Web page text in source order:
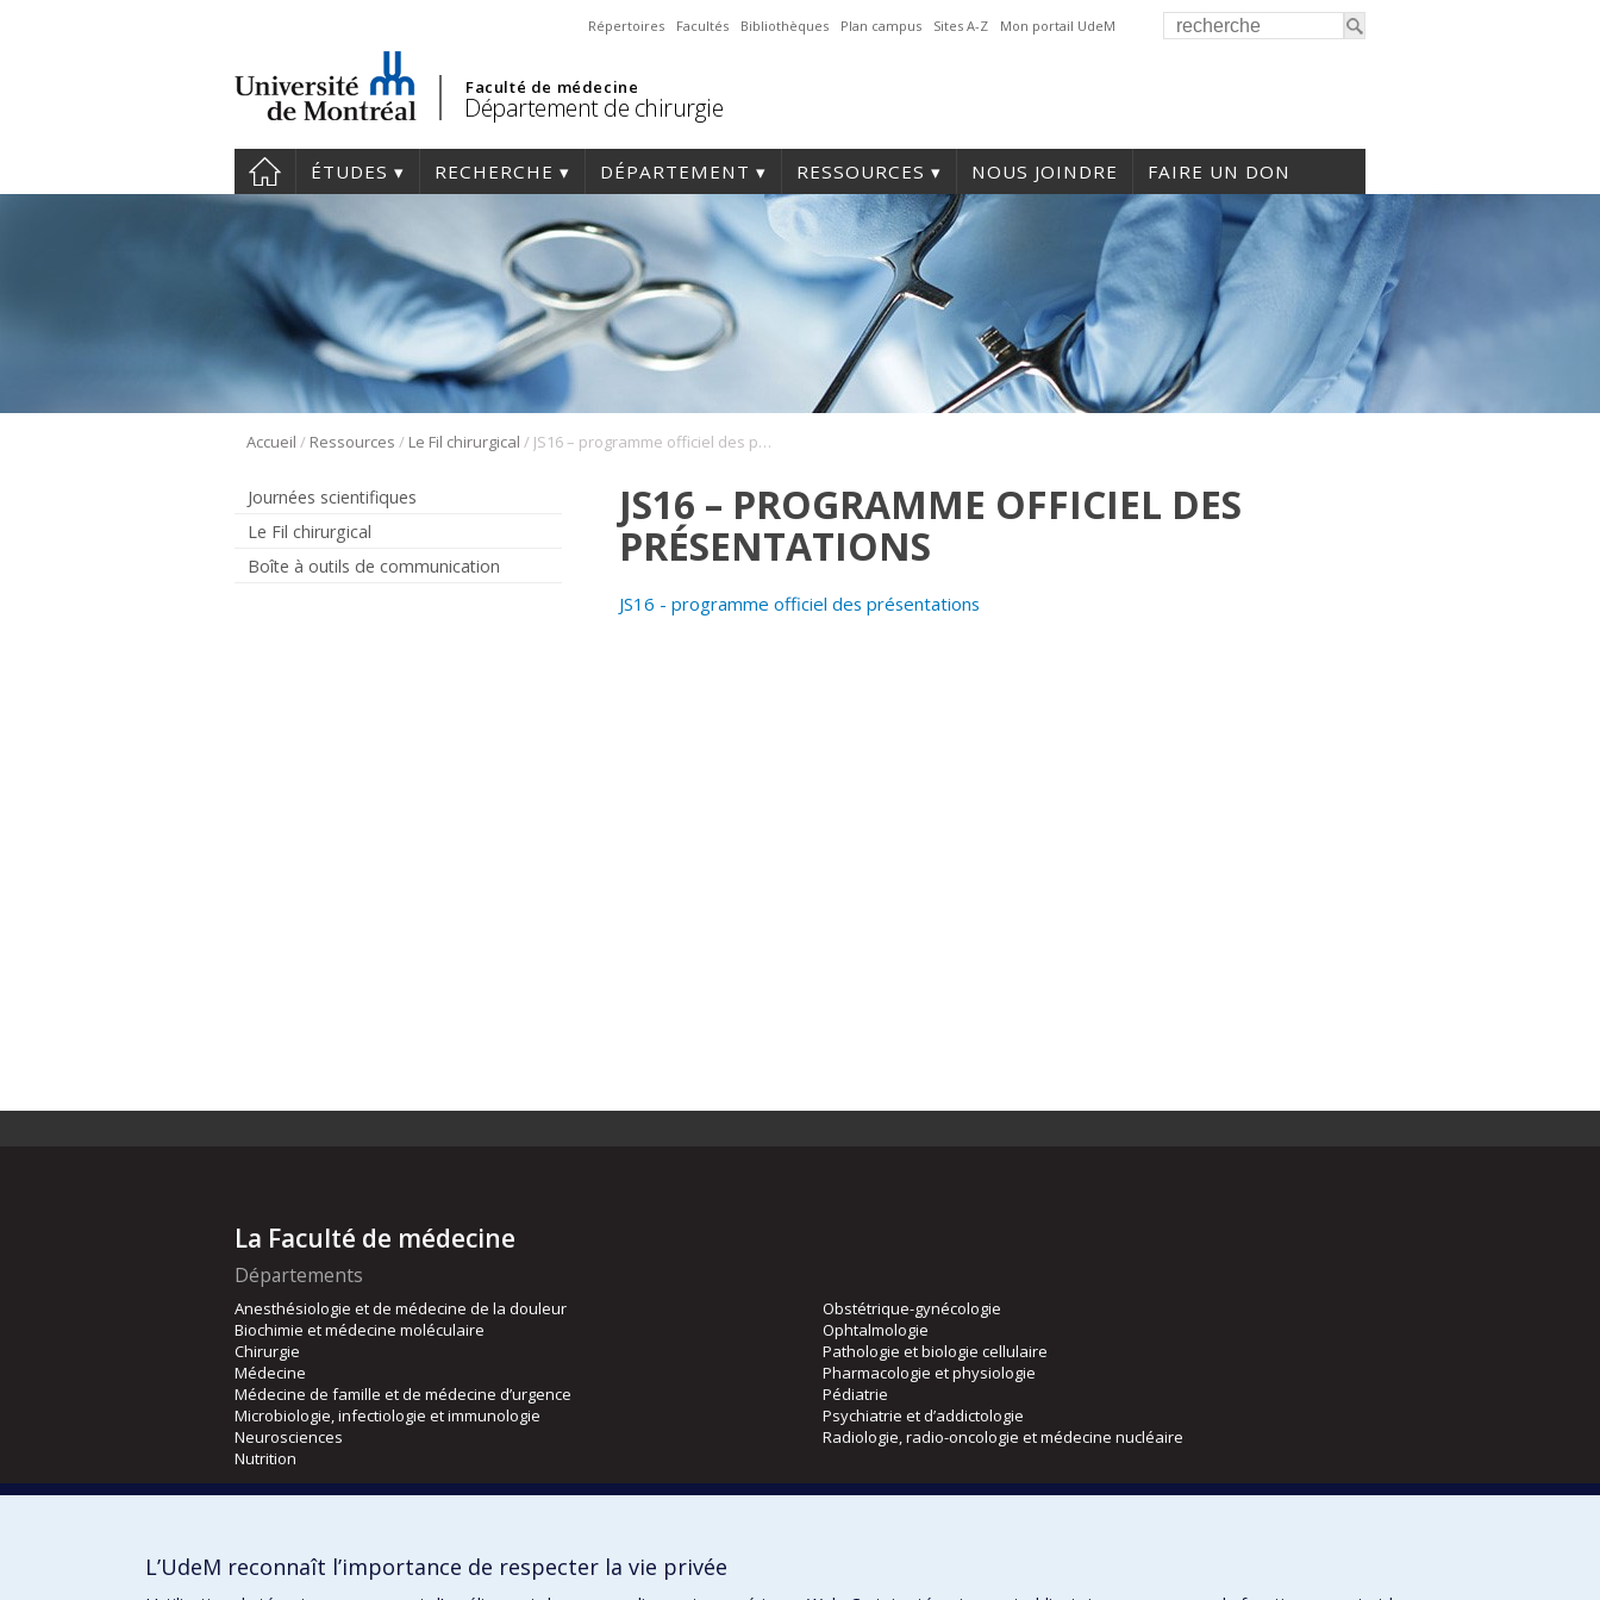
Répertoires Facultés Bibliothèques Plan campus Sites A-Z Mon portail UdeM
Faculté de médecine
Département de chirurgie
ÉTUDES RECHERCHE DÉPARTEMENT RESSOURCES NOUS JOINDRE FAIRE UN DON
Accueil / Ressources / Le Fil chirurgical / JS16 – programme officiel des présentations
Journées scientifiques
Le Fil chirurgical
Boîte à outils de communication
JS16 – PROGRAMME OFFICIEL DES
PRÉSENTATIONS
JS16 - programme officiel des présentations
La Faculté de médecine
Départements
Anesthésiologie et de médecine de la douleur
Biochimie et médecine moléculaire
Chirurgie
Médecine
Médecine de famille et de médecine d’urgence
Microbiologie, infectiologie et immunologie
Neurosciences
Nutrition
Obstétrique-gynécologie
Ophtalmologie
Pathologie et biologie cellulaire
Pharmacologie et physiologie
Pédiatrie
Psychiatrie et d’addictologie
Radiologie, radio-oncologie et médecine nucléaire
Orthophonie et audiologie
L’UdeM reconnaît l’importance de respecter la vie privée